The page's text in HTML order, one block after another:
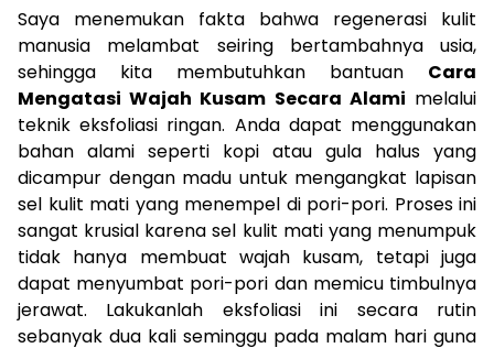
Saya menemukan fakta bahwa regenerasi kulit
manusia melambat seiring bertambahnya usia,
sehingga kita membutuhkan bantuan Cara
Mengatasi Wajah Kusam Secara Alami melalui
teknik eksfoliasi ringan. Anda dapat menggunakan
bahan alami seperti kopi atau gula halus yang
dicampur dengan madu untuk mengangkat lapisan
sel kulit mati yang menempel di pori-pori. Proses ini
sangat krusial karena sel kulit mati yang menumpuk
tidak hanya membuat wajah kusam, tetapi juga
dapat menyumbat pori-pori dan memicu timbulnya
jerawat. Lakukanlah eksfoliasi ini secara rutin
sebanyak dua kali seminggu pada malam hari guna